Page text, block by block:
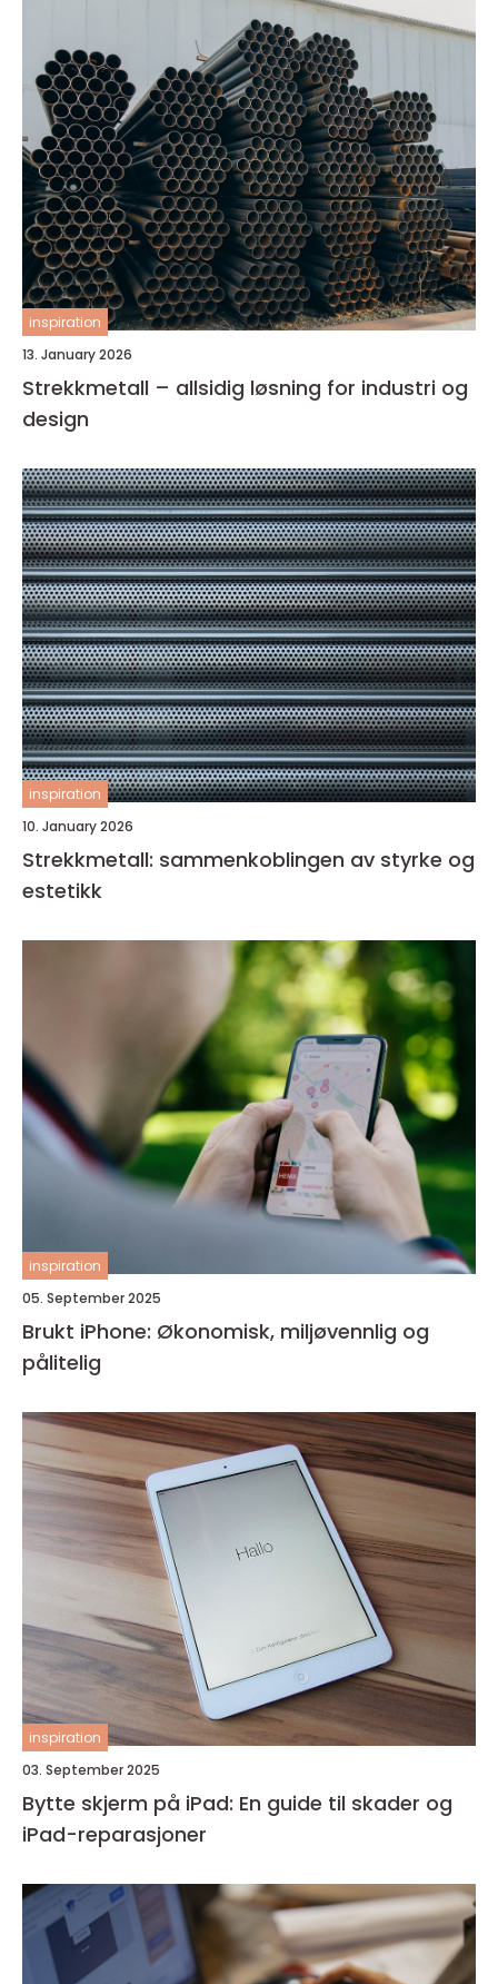
inspiration
13. January 2026
Strekkmetall – allsidig løsning for industri og
design
inspiration
10. January 2026
Strekkmetall: sammenkoblingen av styrke og
estetikk
inspiration
05. September 2025
Brukt iPhone: Økonomisk, miljøvennlig og
pålitelig
inspiration
03. September 2025
Bytte skjerm på iPad: En guide til skader og
iPad-reparasjoner